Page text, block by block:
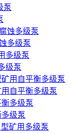
多级泵
级泵
自平衡多级泵
级泵